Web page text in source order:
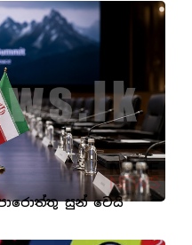
සුන් වෙයි